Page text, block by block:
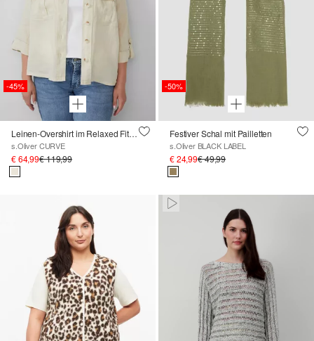
-45%
Leinen-Overshirt im Relaxed Fit mit weiten 3/4-Ärmeln
s.Oliver CURVE
€ 64,99€ 119,99
-50%
Festiver Schal mit Pailletten
s.Oliver BLACK LABEL
€ 24,99€ 49,99
Paused • Muted